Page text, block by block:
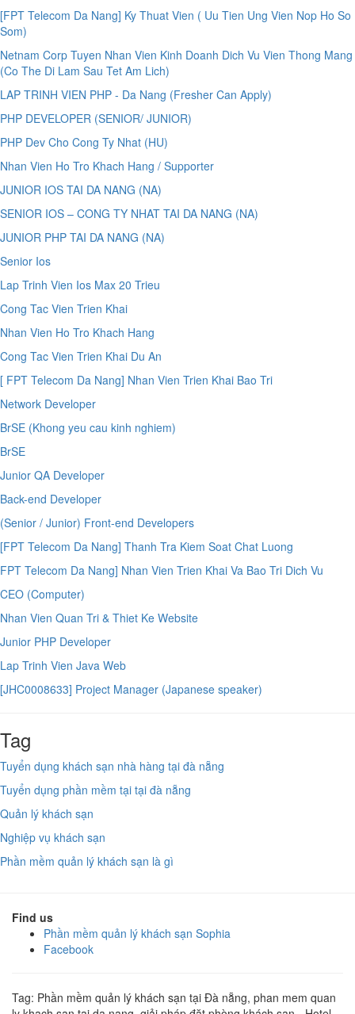
[FPT Telecom Da Nang] Ky Thuat Vien ( Uu Tien Ung Vien Nop Ho So
Som)
Netnam Corp Tuyen Nhan Vien Kinh Doanh Dich Vu Vien Thong Mang
(Co The Di Lam Sau Tet Am Lich)
LAP TRINH VIEN PHP - Da Nang (Fresher Can Apply)
PHP DEVELOPER (SENIOR/ JUNIOR)
PHP Dev Cho Cong Ty Nhat (HU)
Nhan Vien Ho Tro Khach Hang / Supporter
JUNIOR IOS TAI DA NANG (NA)
SENIOR IOS – CONG TY NHAT TAI DA NANG (NA)
JUNIOR PHP TAI DA NANG (NA)
Senior Ios
Lap Trinh Vien Ios Max 20 Trieu
Cong Tac Vien Trien Khai
Nhan Vien Ho Tro Khach Hang
Cong Tac Vien Trien Khai Du An
[ FPT Telecom Da Nang] Nhan Vien Trien Khai Bao Tri
Network Developer
BrSE (Khong yeu cau kinh nghiem)
BrSE
Junior QA Developer
Back-end Developer
(Senior / Junior) Front-end Developers
[FPT Telecom Da Nang] Thanh Tra Kiem Soat Chat Luong
FPT Telecom Da Nang] Nhan Vien Trien Khai Va Bao Tri Dich Vu
CEO (Computer)
Nhan Vien Quan Tri & Thiet Ke Website
Junior PHP Developer
Lap Trinh Vien Java Web
[JHC0008633] Project Manager (Japanese speaker)
Tag
Tuyển dụng khách sạn nhà hàng tại đà nẵng
Tuyển dụng phần mềm tại tại đà nẵng
Quản lý khách sạn
Nghiệp vụ khách sạn
Phần mềm quản lý khách sạn là gì
Find us
Phần mềm quản lý khách sạn Sophia
Facebook
Tag: Phần mềm quản lý khách sạn tại Đà nẵng, phan mem quan